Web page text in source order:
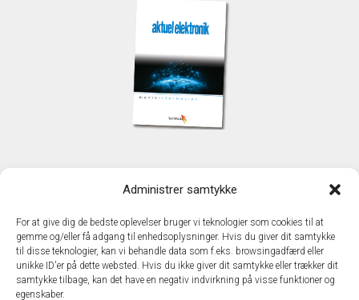
Administrer samtykke
For at give dig de bedste oplevelser bruger vi teknologier som cookies til at
gemme og/eller få adgang til enhedsoplysninger. Hvis du giver dit samtykke
til disse teknologier, kan vi behandle data som f.eks. browsingadfærd eller
unikke ID'er på dette websted. Hvis du ikke giver dit samtykke eller trækker dit
samtykke tilbage, kan det have en negativ indvirkning på visse funktioner og
egenskaber.
TechMedia A/S
DK - 2600 Glostrup
www.techmedia.dk
Telefon: +45 43 24 26 28
E-mail:info@techmedia.dk